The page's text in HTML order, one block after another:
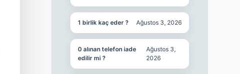
1 birlik kaç eder ? Ağustos 3, 2026
0 alınan telefon iade
edilir mi ?
Ağustos 3,
2026